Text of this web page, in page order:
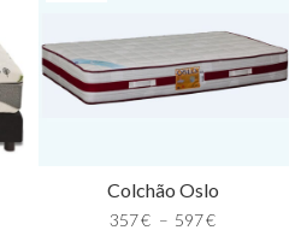
Colchão Oslo
357€ – 597€